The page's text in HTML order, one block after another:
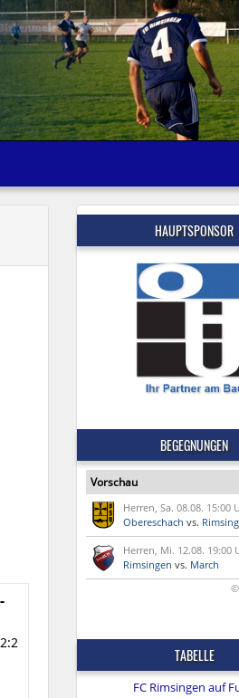
HAUPTSPONSOR
BEGEGNUNGEN
Vorschau
Herren, Sa. 08.08. 15:00
Obereschach vs.
Herren, Mi. 12.08. 19:00
Rimsingen vs. March
©
TABELLE
FC Rimsingen auf